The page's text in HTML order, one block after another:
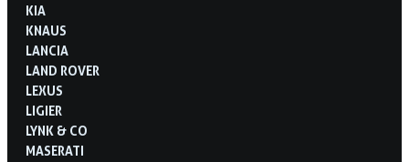
KIA
KNAUS
LANCIA
LAND ROVER
LEXUS
LIGIER
LYNK & CO
MASERATI